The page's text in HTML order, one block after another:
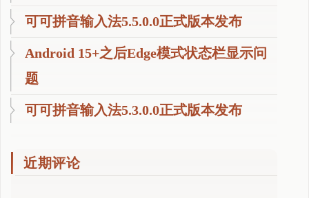
可可拼音输入法5.5.0.0正式版本发布
Android 15+之后Edge模式状态栏显示问
题
可可拼音输入法5.3.0.0正式版本发布
近期评论